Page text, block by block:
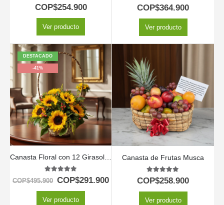
5.00out of 5
COP$254.900
Ver producto
5.00out of 5
COP$364.900
Ver producto
DESTACADO
-41%
out of 5
COP$495.900 COP$291.900
Ver producto
Canasta de Frutas Musca
5.00out of 5
COP$258.900
Ver producto